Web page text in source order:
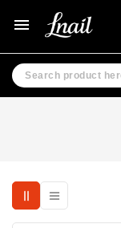
menu